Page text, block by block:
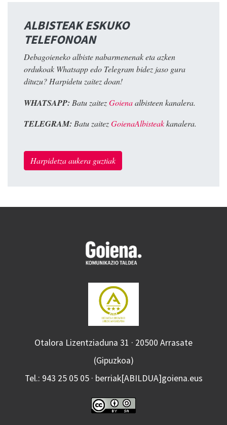
ALBISTEAK ESKUKO
TELEFONOAN
Debagoieneko albiste nabarmenenak eta azken
ordukoak Whatsapp edo Telegram bidez jaso gura
dituzu? Harpidetu zaitez doan!
WHATSAPP: Batu zaitezGoienaalbisteen kanalera.
TELEGRAM: Batu zaitezGoienaAlbisteakkanalera.
Harpidetza aukera guztiak
Otalora Lizentziaduna 31 · 20500 Arrasate
(Gipuzkoa)
Tel.: 943 25 05 05 · berriak[ABILDUA]goiena.eus